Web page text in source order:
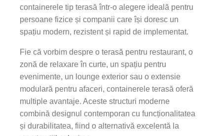
containerele tip terasă într-o alegere ideală pentru
persoane fizice și companii care își doresc un
spațiu modern, rezistent și rapid de implementat.
Fie că vorbim despre o terasă pentru restaurant, o
zonă de relaxare în curte, un spațiu pentru
evenimente, un lounge exterior sau o extensie
modulară pentru afaceri, containerele terasă oferă
multiple avantaje. Aceste structuri moderne
combină designul contemporan cu funcționalitatea
și durabilitatea, fiind o alternativă excelentă la